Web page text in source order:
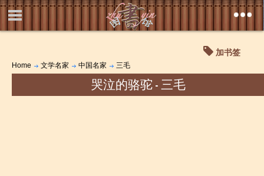
加书签
Home 文学名家 中国名家 三毛
哭泣的骆驼 - 三毛